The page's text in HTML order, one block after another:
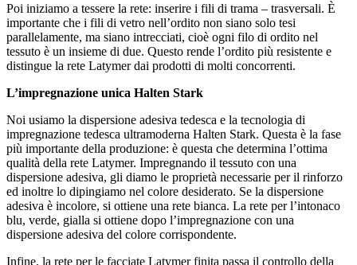
Poi iniziamo a tessere la rete: inserire i fili di trama – trasversali. È
importante che i fili di vetro nell’ordito non siano solo tesi
parallelamente, ma siano intrecciati, cioè ogni filo di ordito nel
tessuto è un insieme di due. Questo rende l’ordito più resistente e
distingue la rete Latymer dai prodotti di molti concorrenti.
L’impregnazione unica Halten Stark
Noi usiamo la dispersione adesiva tedesca e la tecnologia di
impregnazione tedesca ultramoderna Halten Stark. Questa è la fase
più importante della produzione: è questa che determina l’ottima
qualità della rete Latymer. Impregnando il tessuto con una
dispersione adesiva, gli diamo le proprietà necessarie per il rinforzo
ed inoltre lo dipingiamo nel colore desiderato. Se la dispersione
adesiva è incolore, si ottiene una rete bianca. La rete per l’intonaco
blu, verde, gialla si ottiene dopo l’impregnazione con una
dispersione adesiva del colore corrispondente.
Infine, la rete per le facciate Latymer finita passa il controllo della